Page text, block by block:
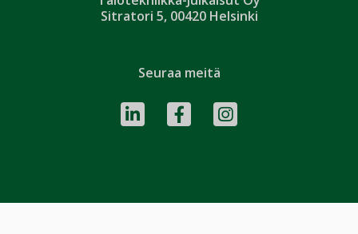
Sitratori 5, 00420 Helsinki
Seuraa meitä